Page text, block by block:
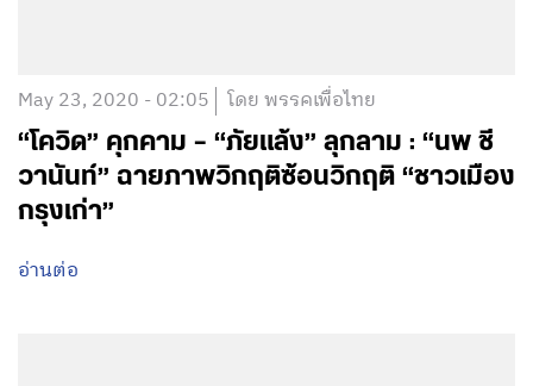
May 23, 2020 - 02:05 โดย พรรคเพื่อไทย
“โควิด” คุกคาม – “ภัยแล้ง” ลุกลาม : “นพ ชี
วานันท์” ฉายภาพวิกฤติซ้อนวิกฤติ “ชาวเมือง
กรุงเก่า”
อ่านต่อ